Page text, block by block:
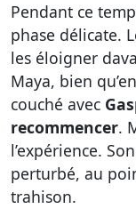
Pendant ce
phase délicate.
les éloigner
Maya, bien
couché avec
recommencer.
l’expérience.
perturbé, au
trahison.